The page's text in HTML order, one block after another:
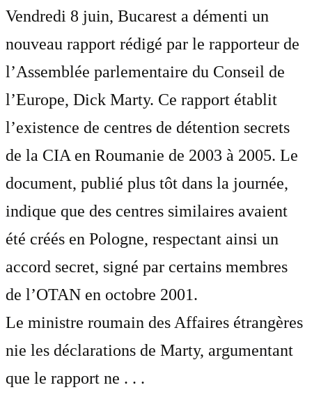
Vendredi 8 juin, Bucarest a démenti un
nouveau rapport rédigé par le rapporteur de
l’Assemblée parlementaire du Conseil de
l’Europe, Dick Marty. Ce rapport établit
l’existence de centres de détention secrets
de la CIA en Roumanie de 2003 à 2005. Le
document, publié plus tôt dans la journée,
indique que des centres similaires avaient
été créés en Pologne, respectant ainsi un
accord secret, signé par certains membres
de l’OTAN en octobre 2001.
Le ministre roumain des Affaires étrangères
nie les déclarations de Marty, argumentant
que le rapport ne . . .